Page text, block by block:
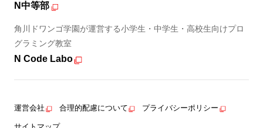
N中等部
角川ドワンゴ学園が運営する小学生・中学生・高校生向けプロ
グラミング教室
N Code Labo
運営会社 合理的配慮について プライバシーポリシー